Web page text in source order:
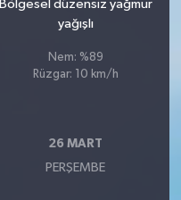
Bölgesel düzensiz yağmur
yağışlı
Nem: %89
Rüzgar: 10 km/h
26 MART
PERŞEMBE